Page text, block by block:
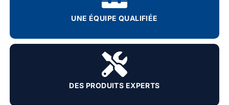
UNE ÉQUIPE QUALIFIÉE
DES PRODUITS EXPERTS